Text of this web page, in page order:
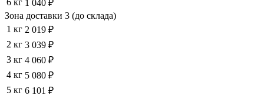
1 040 ₽
Зона доставки 3 (до склада)
1 кг 2 019 ₽
2 кг 3 039 ₽
3 кг 4 060 ₽
4 кг 5 080 ₽
5 кг 6 101 ₽